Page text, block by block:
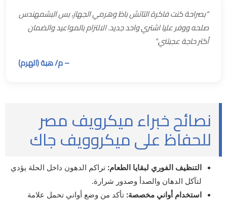
“بصراحة كنت فاكرة التاتش باظ وهرمي الجهاز، بس البشمهندس
صلحه ووفر عليا اشتري واحد جديد. الالتزام بالمواعيد والضمان
أكتر حاجة عجبتني.”
– م/ هبة (الهرم)
نصائح خبراء ميكرويف مصر
للحفاظ على ميكروويف جاك
التنظيف الفوري لبقايا الطعام: تراكم الدهون داخل الحلة يؤدي
لتآكل الدهان والصدأ وصدور شرارة.
استخدام أواني مخصصة: تأكد من وضع أواني تحمل علامة